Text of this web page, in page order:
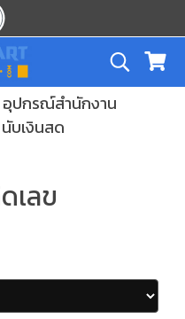
อุปกรณ์สำนักงาน
บเงินสด
เลข